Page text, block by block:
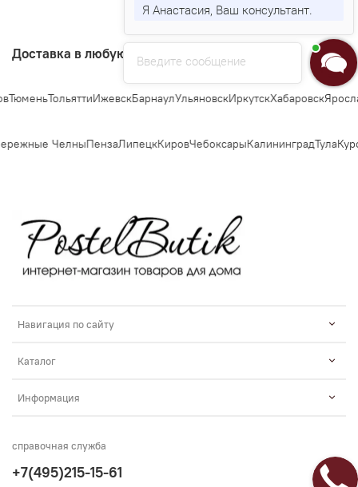
Доставка в любую точку Росии
ТольяттиИжевскБарнаулУльяновскИркутскХабаровск
ЧелныПензаЛипецкКировЧебоксарыКалининградТулаКурск
Навигация по сайту
Каталог
Информация
справочная служба
+7(495)215-15-61
Введите сообщение
Я Анастасия, Ваш консультант.